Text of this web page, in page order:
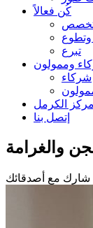
كُن فعالاً
تبرع
وممولون
شركاء
مركز الكرمل
إتصل بنا
والغرامة
شارك مع أصدقائك